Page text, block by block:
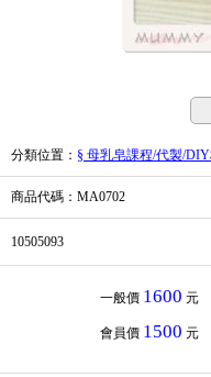
分類位置 ： § 母乳皂課程/代製/
商品代碼 ：MA0702
10505093
一般價 1600 元
會員價 1500 元